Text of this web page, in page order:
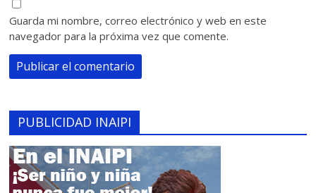
Guarda mi nombre, correo electrónico y web en este
navegador para la próxima vez que comente.
PUBLICIDAD INAIPI